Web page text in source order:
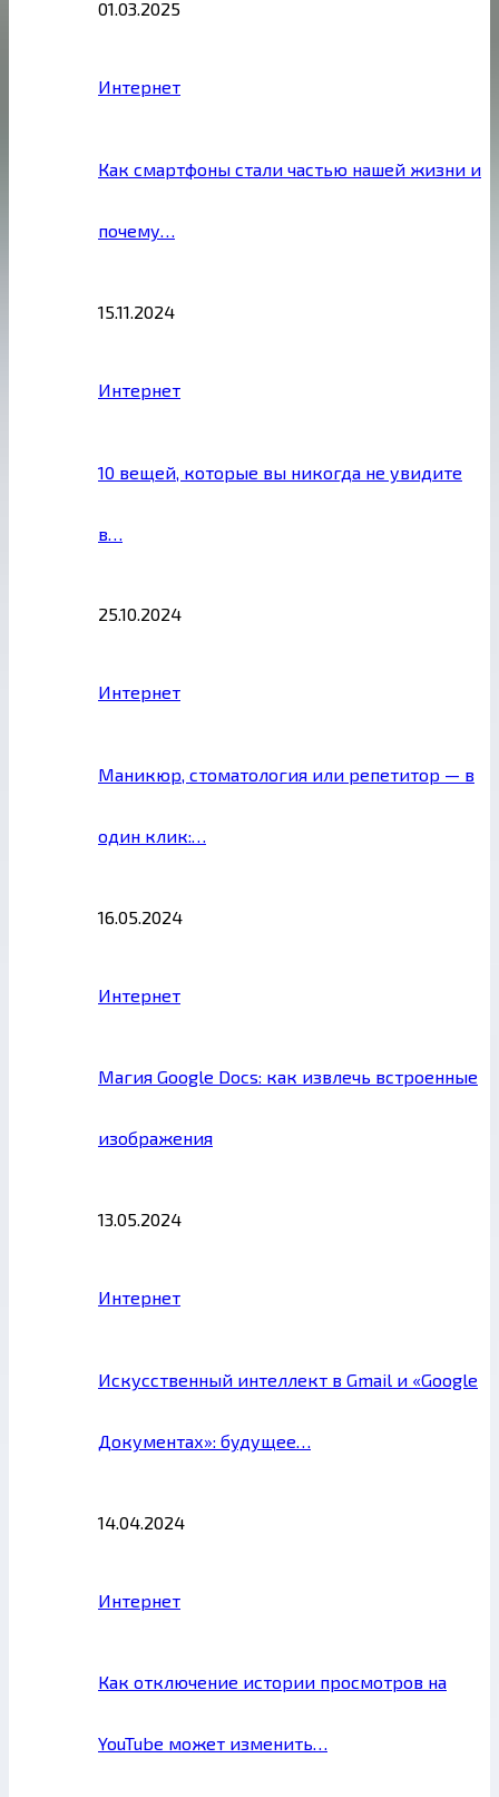
01.03.2025
Интернет
Как смартфоны стали частью нашей жизни и
почему…
15.11.2024
Интернет
10 вещей, которые вы никогда не увидите
в…
25.10.2024
Интернет
Маникюр, стоматология или репетитор — в
один клик:…
16.05.2024
Интернет
Магия Google Docs: как извлечь встроенные
изображения
13.05.2024
Интернет
Искусственный интеллект в Gmail и «Google
Документах»: будущее…
14.04.2024
Интернет
Как отключение истории просмотров на
YouTube может изменить…